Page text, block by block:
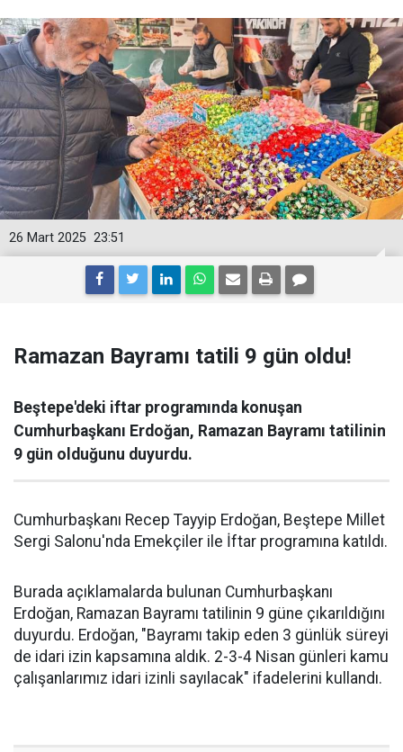
23:51
26 Mart 2025
Ramazan Bayramı tatili 9 gün oldu!
Beştepe'deki iftar programında konuşan
Cumhurbaşkanı Erdoğan, Ramazan Bayramı tatilinin
9 gün olduğunu duyurdu.
Cumhurbaşkanı Recep Tayyip Erdoğan, Beştepe Millet
Sergi Salonu'nda Emekçiler ile İftar programına katıldı.
Burada açıklamalarda bulunan Cumhurbaşkanı
Erdoğan, Ramazan Bayramı tatilinin 9 güne çıkarıldığını
duyurdu. Erdoğan, "Bayramı takip eden 3 günlük süreyi
de idari izin kapsamına aldık. 2-3-4 Nisan günleri kamu
çalışanlarımız idari izinli sayılacak" ifadelerini kullandı.